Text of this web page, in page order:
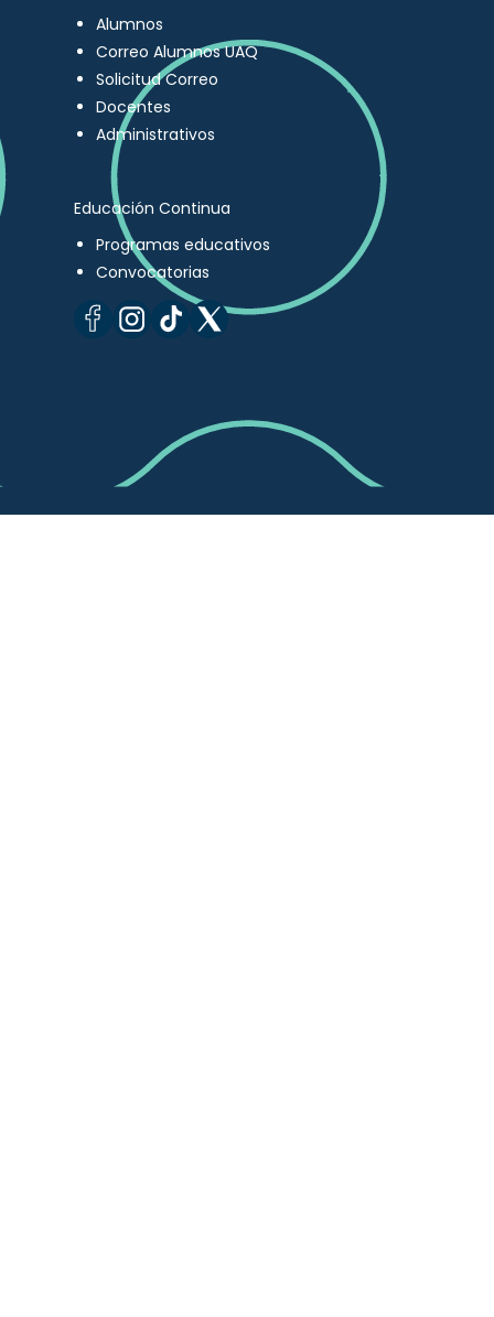
Alumnos
Correo Alumnos UAQ
Solicitud Correo
Docentes
Administrativos
Educación Continua
Programas educativos
Convocatorias